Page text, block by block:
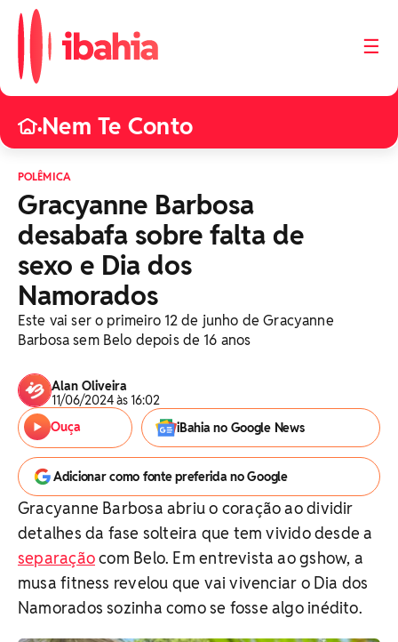
☰
•Nem Te Conto
POLÊMICA
Gracyanne Barbosa
desabafa sobre falta de
sexo e Dia dos
Namorados
Este vai ser o primeiro 12 de junho de Gracyanne
Barbosa sem Belo depois de 16 anos
Alan Oliveira
11/06/2024 às 16:02
Ouça
iBahia no Google News
Adicionar como fonte preferida no Google
Gracyanne Barbosa abriu o coração ao dividir
detalhes da fase solteira que tem vivido desde a
separaçãocom Belo. Em entrevista ao gshow, a
musa fitness revelou que vai vivenciar o Dia dos
Namorados sozinha como se fosse algo inédito.